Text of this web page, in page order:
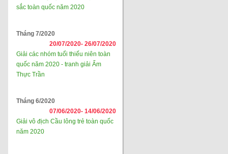
sắc toàn quốc năm 2020
Tháng 7/2020
20/07/2020- 26/07/2020
Giải các nhóm tuổi thiếu niên toàn
quốc năm 2020 - tranh giải Ẩm
Thực Trần
Tháng 6/2020
07/06/2020- 14/06/2020
Giải vô địch Cầu lông trẻ toàn quốc
năm 2020